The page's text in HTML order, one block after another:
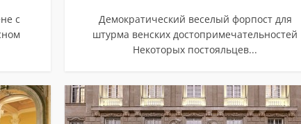
с
Демократический веселый форпост для
штурма венских достопримечательностей
Некоторых постояльцев...